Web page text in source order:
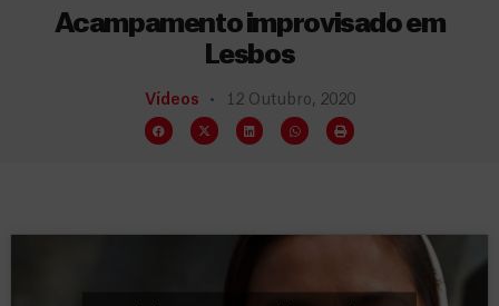
Acampamento improvisado em
Lesbos
Vídeos 12 Outubro, 2020